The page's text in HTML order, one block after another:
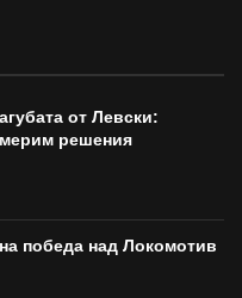
от Левски:
решения
победа над Локомотив